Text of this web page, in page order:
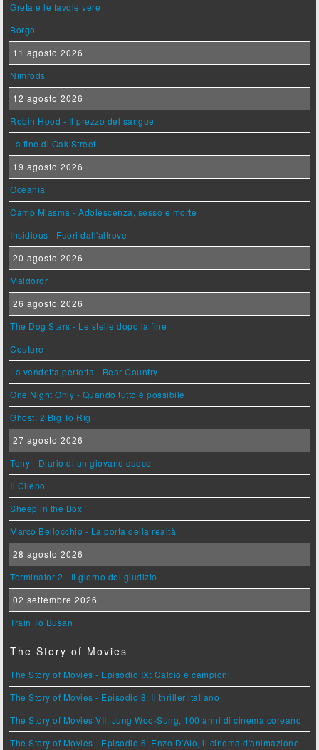
Greta e le favole vere
Borgo
11 agosto 2026
Nimrods
12 agosto 2026
Robin Hood - Il prezzo del sangue
La fine di Oak Street
19 agosto 2026
Oceania
Camp Miasma - Adolescenza, sesso e morte
Insidious - Fuori dall'altrove
20 agosto 2026
Maldoror
26 agosto 2026
The Dog Stars - Le stelle dopo la fine
Couture
La vendetta perfetta - Bear Country
One Night Only - Quando tutto è possibile
Ghost: 2 Big To Rig
27 agosto 2026
Tony - Diario di un giovane cuoco
Il Cileno
Sheep in the Box
Marco Bellocchio - La porta della realtà
28 agosto 2026
Terminator 2 - Il giorno del giudizio
02 settembre 2026
Train To Busan
The Story of Movies
The Story of Movies - Episodio IX: Calcio e campioni
The Story of Movies - Episodio 8: Il thriller italiano
The Story of Movies VII: Jung Woo-Sung, 100 anni di cinema coreano
The Story of Movies - Episodio 6: Enzo D'Alò, il cinema d'animazione